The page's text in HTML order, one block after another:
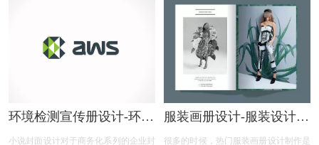
册是按什么分类的。
环境检测宣传册设计-环境
小说封面设计对于商务化系列的企业封
服装画册设计-服装设计图
很多的时候，热门服装画册设计制作是